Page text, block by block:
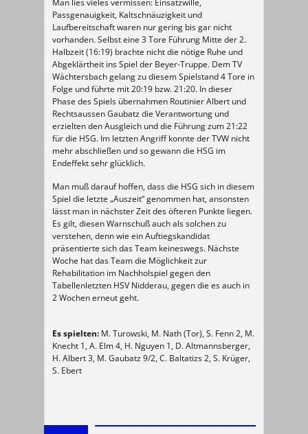
Man lies vieles vermissen: Einsatzwille,
Passgenauigkeit, Kaltschnäuzigkeit und
Laufbereitschaft waren nur gering bis gar nicht
vorhanden. Selbst eine 3 Tore Führung Mitte der 2.
Halbzeit (16:19) brachte nicht die nötige Ruhe und
Abgeklärtheit ins Spiel der Beyer-Truppe. Dem TV
Wächtersbach gelang zu diesem Spielstand 4 Tore in
Folge und führte mit 20:19 bzw. 21:20. In dieser
Phase des Spiels übernahmen Routinier Albert und
Rechtsaussen Gaubatz die Verantwortung und
erzielten den Ausgleich und die Führung zum 21:22
für die HSG. Im letzten Angriff konnte der TVW nicht
mehr abschließen und so gewann die HSG im
Endeffekt sehr glücklich.
Man muß darauf hoffen, dass die HSG sich in diesem
Spiel die letzte „Auszeit“ genommen hat, ansonsten
lässt man in nächster Zeit des öfteren Punkte liegen.
Es gilt, diesen Warnschuß auch als solchen zu
verstehen, denn wie ein Auftiegskandidat
präsentierte sich das Team keineswegs. Nächste
Woche hat das Team die Möglichkeit zur
Rehabilitation im Nachholspiel gegen den
Tabellenletzten HSV Nidderau, gegen die es auch in
2 Wochen erneut geht.
Es spielten: M. Turowski, M. Nath (Tor), S. Fenn 2, M.
Knecht 1, A. Elm 4, H. Nguyen 1, D. Altmannsberger,
H. Albert 3, M. Gaubatz 9/2, C. Baltatizs 2, S. Krüger,
S. Ebert